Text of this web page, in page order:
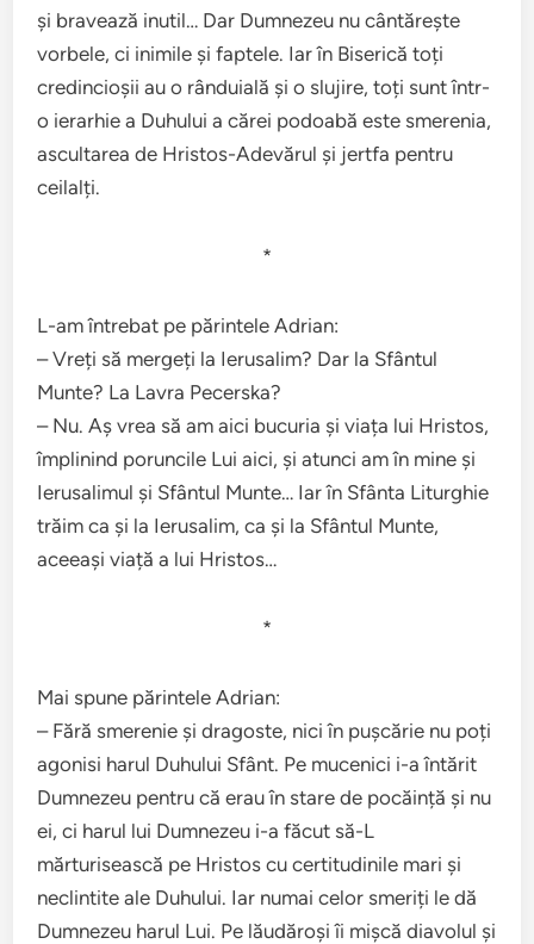
și bravează inutil… Dar Dumnezeu nu cântărește
vorbele, ci inimile și faptele. Iar în Biserică toți
credincioșii au o rânduială și o slujire, toți sunt într-
o ierarhie a Duhului a cărei podoabă este smerenia,
ascultarea de Hristos-Adevărul și jertfa pentru
ceilalți.
*
L-am întrebat pe părintele Adrian:
– Vreți să mergeți la Ierusalim? Dar la Sfântul
Munte? La Lavra Pecerska?
– Nu. Aș vrea să am aici bucuria și viața lui Hristos,
împlinind poruncile Lui aici, și atunci am în mine și
Ierusalimul și Sfântul Munte… Iar în Sfânta Liturghie
trăim ca și la Ierusalim, ca și la Sfântul Munte,
aceeași viață a lui Hristos…
*
Mai spune părintele Adrian:
– Fără smerenie și dragoste, nici în pușcărie nu poți
agonisi harul Duhului Sfânt. Pe mucenici i-a întărit
Dumnezeu pentru că erau în stare de pocăință și nu
ei, ci harul lui Dumnezeu i-a făcut să-L
mărturisească pe Hristos cu certitudinile mari și
neclintite ale Duhului. Iar numai celor smeriți le dă
Dumnezeu harul Lui. Pe lăudăroși îi mișcă diavolul și